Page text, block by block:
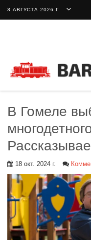
8 АВГУСТА 2026 Г.
В Гомеле
18 окт. 2024 г.